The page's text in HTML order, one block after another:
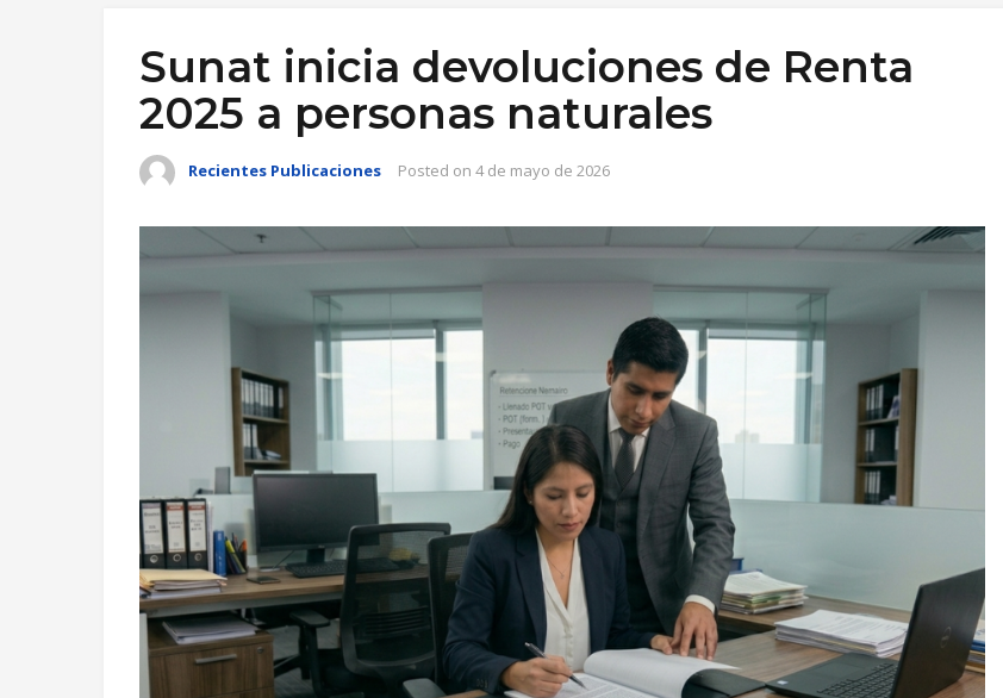
Sunat inicia devoluciones de Renta
2025 a personas naturales
Recientes Publicaciones Posted on 4 de mayo de 2026